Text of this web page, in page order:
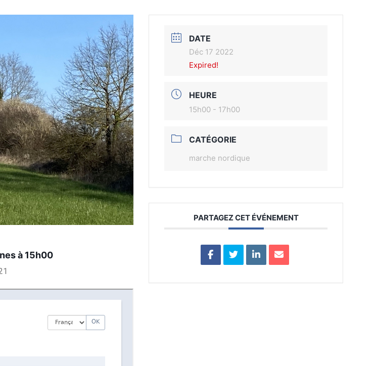
à 15h00
DATE
Déc 17 2022
Expired!
HEURE
15h00 - 17h00
CATÉGORIE
marche nordique
PARTAGEZ CET ÉVÉNEMENT